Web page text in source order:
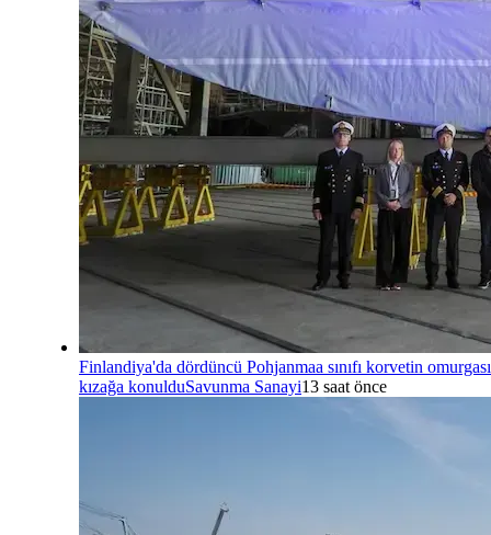
Finlandiya'da dördüncü Pohjanmaa sınıfı korvetin omurgası
kızağa konulduSavunma Sanayi13 saat önce